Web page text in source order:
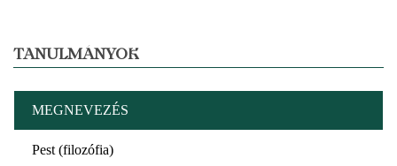
TANULMÁNYOK
MEGNEVEZÉS
Pest (filozófia)